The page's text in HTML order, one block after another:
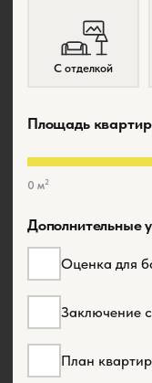
С отделкой
Площадь
0 м2
Дополнительные
Оценка для
Заключение
План